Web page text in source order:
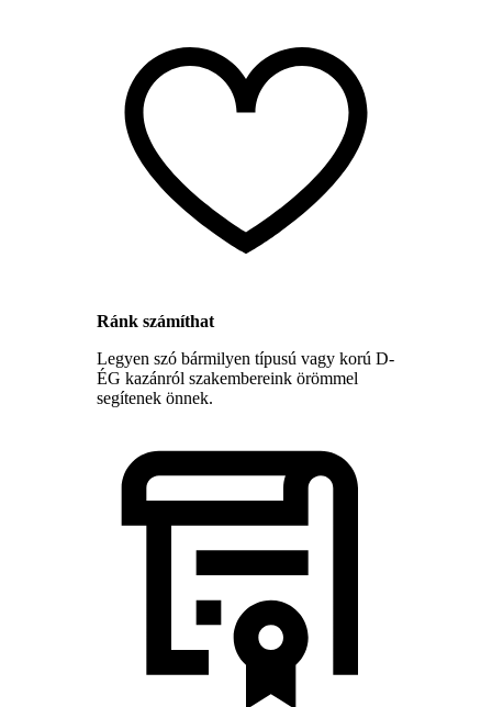
Ránk számíthat
Legyen szó bármilyen típusú vagy korú D-
ÉG kazánról szakembereink örömmel
segítenek önnek.